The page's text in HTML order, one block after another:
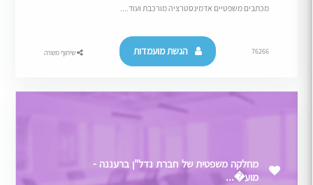
מכתבים משפטיים אדמינסטרציה מורכבת ועוד....
76266 הגשת מועמדות שיתוף משרה
מחלקה משפטית של חברת נדל"ן ברעננה -
מוע�...